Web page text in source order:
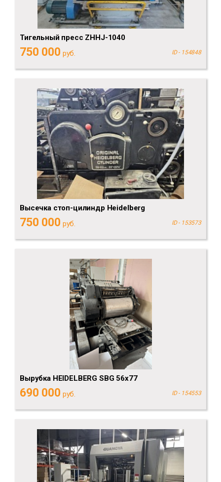
Тигельный пресс ZHHJ-1040
750 000 руб. ID - 154848
Высечка стоп-цилиндр Heidelberg
750 000 руб. ID - 153573
Вырубка HEIDELBERG SBG 56x77
690 000 руб. ID - 154553